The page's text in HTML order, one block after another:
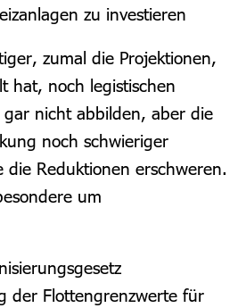
zu investieren
zumal die Projektionen,
hat, noch legistischen
gar nicht abbilden, aber die
noch schwieriger
die Reduktionen erschweren.
um
der Flottengrenzwerte für